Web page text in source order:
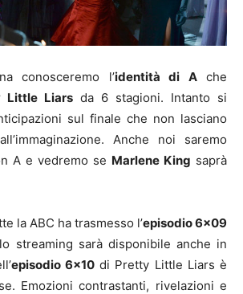
conosceremo l’identità di Ache
Little Liars da 6 stagioni. Intanto si
sul finale che non lasciano
Anche noi saremo
A e vedremo se Marlene King saprà
la ABC ha trasmesso l’episodio 6×09
streaming sarà disponibile anche in
episodio 6×10di Pretty Little Liars è
Emozioni contrastanti, rivelazioni e